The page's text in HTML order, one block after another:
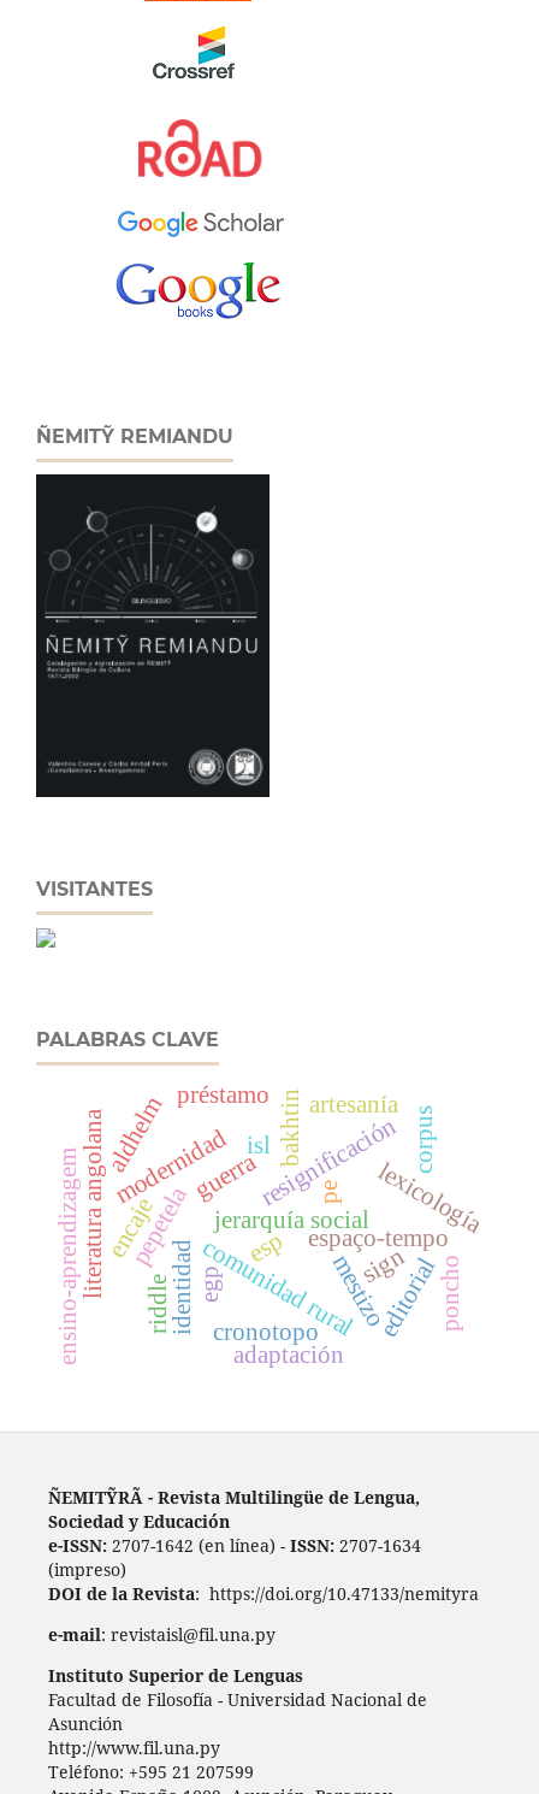
ÑEMITỸ REMIANDU
VISITANTES
PALABRAS CLAVE
comunidad rural
identidad
jerarquía social
mestizo
modernidad resignificación
cronotopo
bakhtin
guerra
literatura angolana pepetela espaço-tempo
editorial
lexicología
ensino-aprendizagem
corpus
artesanía
préstamo
adaptación
encaje
poncho
esp
egp
pe
sign
isl
riddle
aldhelm
ÑEMITỸRÃ - Revista Multilingüe de Lengua,
Sociedad y Educación
e-ISSN:2707-1642 (en línea) - ISSN:2707-1634
(impreso)
DOI de la Revista: https://doi.org/10.47133/nemityra
e-mail: revistaisl@fil.una.py
Instituto Superior de Lenguas
Facultad de Filosofía - Universidad Nacional de
Asunción
http://www.fil.una.py
Teléfono: +595 21 207599